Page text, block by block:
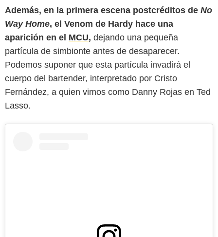
Además, en la primera escena postcréditos de No
Way Home, el Venom de Hardy hace una
aparición en el MCU, dejando una pequeña
partícula de simbionte antes de desaparecer.
Podemos suponer que esta partícula invadirá el
cuerpo del bartender, interpretado por Cristo
Fernández, a quien vimos como Danny Rojas en Ted
Lasso.